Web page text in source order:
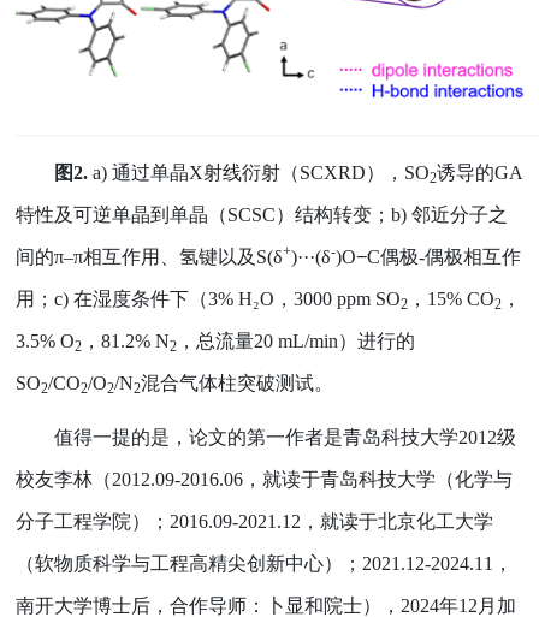
图2.a) 通过单晶X射线衍射（SCXRD）， SO2诱导的GA
特性及可逆单晶到单晶（SCSC）结构转变； b) 邻近分子之
间的π–π相互作用、氢键以及 S(δ+)···(δ-)O−C偶极-偶极相互作
用； c) 在湿度条件下（3% H₂O ， 3000 ppm SO2， 15% CO2，
3.5% O2， 81.2% N2，总流量20 mL/min）进行的
SO2/CO2/O2/N2混合气体柱突破测试。
值得一提的是，论文的第一作者是青岛科技大学2012级
校友李林（2012.09-2016.06，就读于青岛科技大学（化学与
分子工程学院）； 2016.09-2021.12 ，就读于北京化工大学
（软物质科学与工程高精尖创新中心）； 2021.12-2024.11 ，
南开大学博士后，合作导师：卜显和院士）， 2024年12 月加